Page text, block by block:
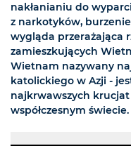
nakłanianiu do
z narkotyków,
wygląda przerażająca
zamieszkujących
Wietnam nazywany
katolickiego w Azji -
najkrwawszych
współczesnym świecie.